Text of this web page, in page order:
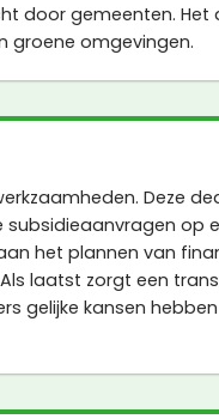
door gemeenten. Het
groene omgevingen.
Deze
op
het plannen van
laatst zorgt een
gelijke kansen